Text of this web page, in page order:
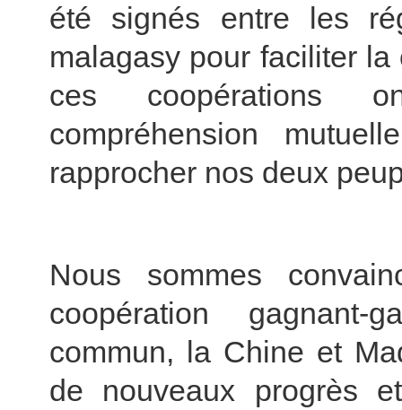
été signés entre les
malagasy pour faciliter
ces coopérations
compréhension
rapprocher nos deux
Nous sommes
coopération
commun, la Chine et
de nouveaux progrès